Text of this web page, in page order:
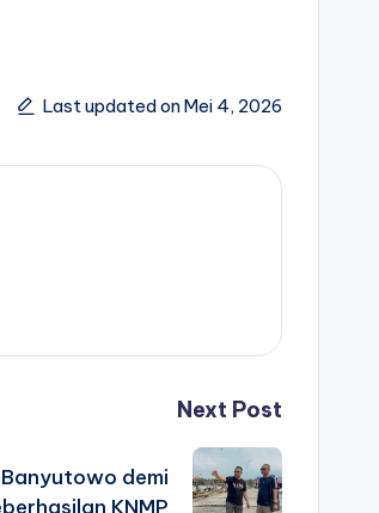
Last updated on Mei 4, 2026
Next Post
demi
KNMP